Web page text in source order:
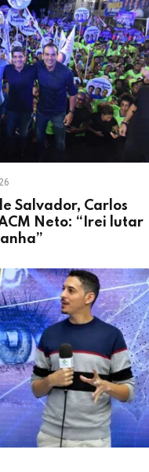
Salvador, Carlos
Neto: “Irei lutar